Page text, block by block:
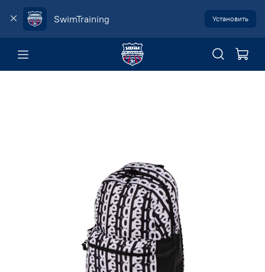
SwimTraining Установить